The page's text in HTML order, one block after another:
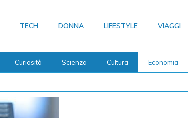
TECH DONNA LIFESTYLE VIAGGI
Curiosità Scienza Cultura Economia